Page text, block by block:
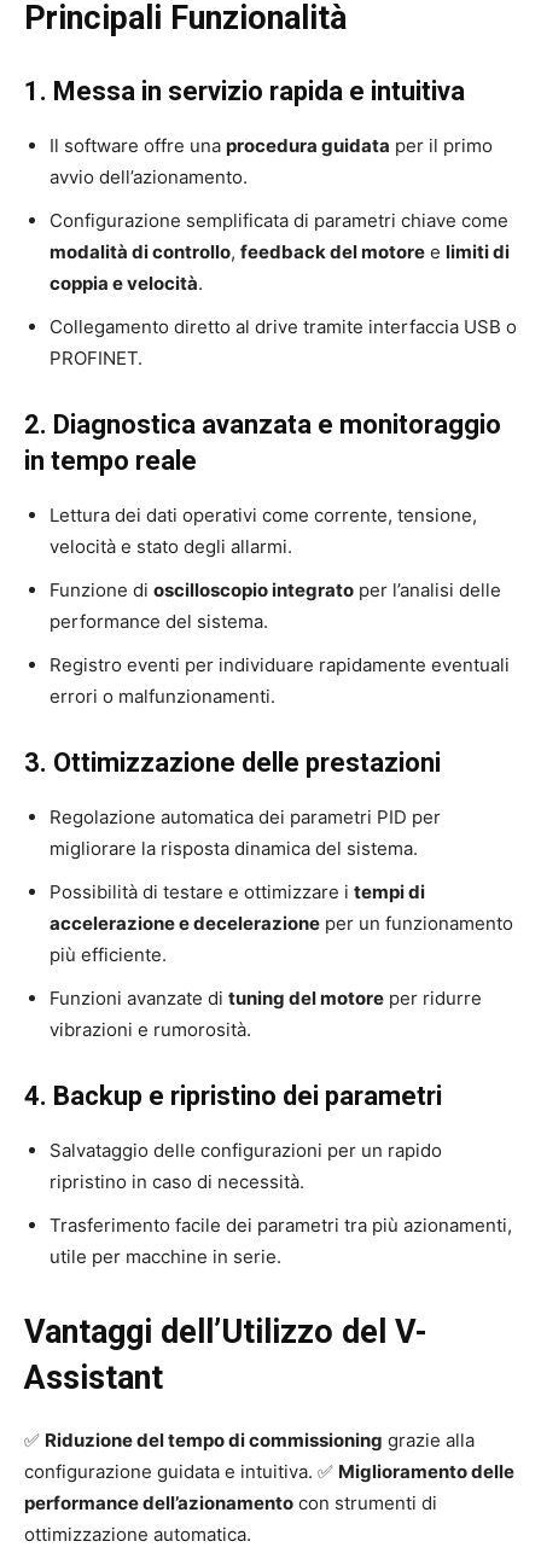
Principali Funzionalità
1. Messa in servizio rapida e intuitiva
Il software offre una procedura guidata per il primo
avvio dell’azionamento.
Configurazione semplificata di parametri chiave come
modalità di controllo, feedback del motore e limiti di
coppia e velocità.
Collegamento diretto al drive tramite interfaccia USB o
PROFINET.
2. Diagnostica avanzata e monitoraggio
in tempo reale
Lettura dei dati operativi come corrente, tensione,
velocità e stato degli allarmi.
Funzione di oscilloscopio integrato per l’analisi delle
performance del sistema.
Registro eventi per individuare rapidamente eventuali
errori o malfunzionamenti.
3. Ottimizzazione delle prestazioni
Regolazione automatica dei parametri PID per
migliorare la risposta dinamica del sistema.
Possibilità di testare e ottimizzare i tempi di
accelerazione e decelerazione per un funzionamento
più efficiente.
Funzioni avanzate di tuning del motore per ridurre
vibrazioni e rumorosità.
4. Backup e ripristino dei parametri
Salvataggio delle configurazioni per un rapido
ripristino in caso di necessità.
Trasferimento facile dei parametri tra più azionamenti,
utile per macchine in serie.
Vantaggi dell’Utilizzo del V-
Assistant
✅ Riduzione del tempo di commissioning grazie alla
configurazione guidata e intuitiva. ✅ Miglioramento delle
performance dell’azionamento con strumenti di
ottimizzazione automatica.